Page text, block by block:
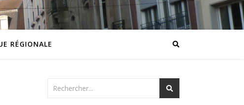
RÉGIONALE